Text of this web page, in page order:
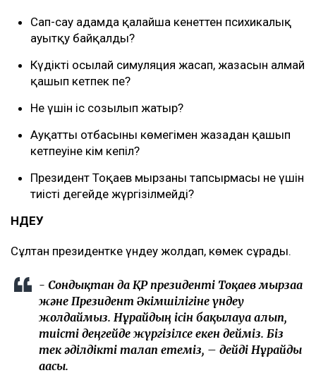
Сап-сау адамда қалайша кенеттен психикалық
ауытқу байқалды?
Күдікті осылай симуляция жасап, жазасын алмай
қашып кетпек пе?
Не үшін іс созылып жатыр?
Ауқатты отбасының көмегімен жазадан қашып
кетпеуіне кім кепіл?
Президент Тоқаев мырзаның тапсырмасы не үшін
тиісті деңгейде жүргізілмейді?
ҮНДЕУ
Сұлтан президентке үндеу жолдап, көмек сұрады.
- Сондықтан да ҚР президенті Тоқаев мырзаға
және Президент Әкімшілігіне үндеу
жолдаймыз. Нұрайдың ісін бақылауға алып,
тиісті деңгейде жүргізілсе екен дейміз. Біз
тек әділдікті талап етеміз, – дейді Нұрайды
ағасы.